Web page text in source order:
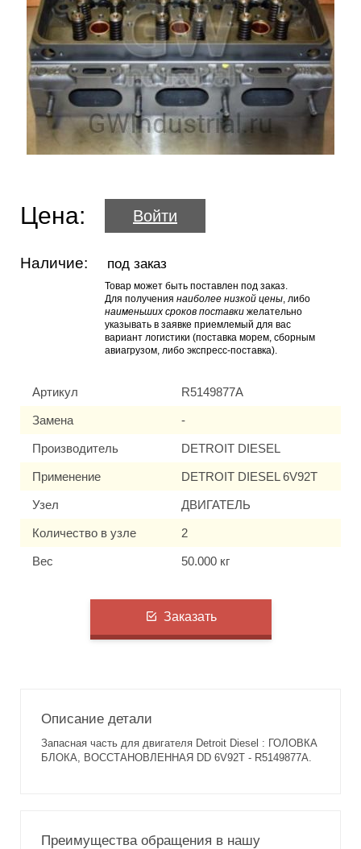
Цена: Войти
Наличие: под заказ
Товар может быть поставлен под заказ.
Для получения наиболее низкой цены , либо
наименьших сроков поставки желательно
указывать в заявке приемлемый для вас
вариант логистики (поставка морем, сборным
авиагрузом, либо экспресс-поставка).
Артикул R5149877A
Замена -
Производитель DETROIT DIESEL
Применение DETROIT DIESEL 6V92T
Узел ДВИГАТЕЛЬ
Количество в узле 2
Вес 50.000 кг
Заказать
Описание детали
Запасная часть для двигателя Detroit Diesel : ГОЛОВКА
БЛОКА, ВОССТАНОВЛЕННАЯ DD 6V92T - R5149877A.
Преимущества обращения в нашу